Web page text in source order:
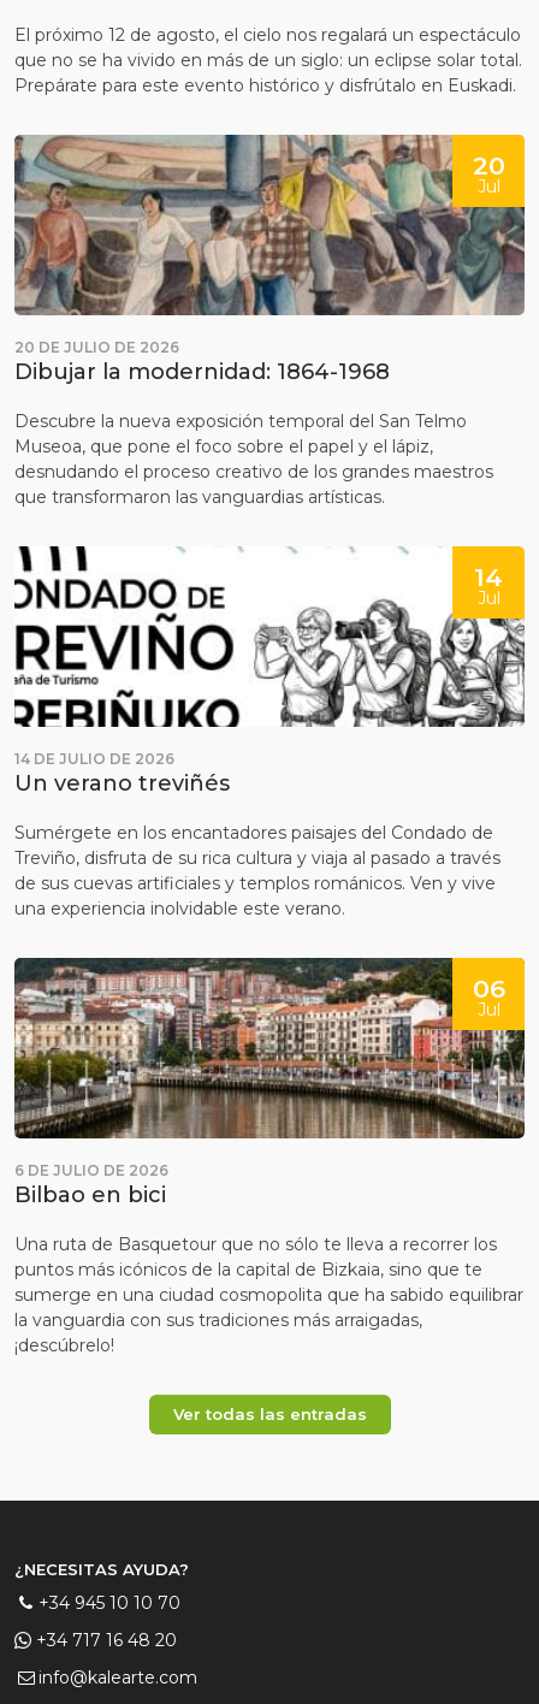
El próximo 12 de agosto, el cielo nos regalará un espectáculo
que no se ha vivido en más de un siglo: un eclipse solar total.
Prepárate para este evento histórico y disfrútalo en Euskadi.
20
Jul
20 DE JULIO DE 2026
Dibujar la modernidad: 1864-1968
Descubre la nueva exposición temporal del San Telmo
Museoa, que pone el foco sobre el papel y el lápiz,
desnudando el proceso creativo de los grandes maestros
que transformaron las vanguardias artísticas.
14
Jul
14 DE JULIO DE 2026
Un verano treviñés
Sumérgete en los encantadores paisajes del Condado de
Treviño, disfruta de su rica cultura y viaja al pasado a través
de sus cuevas artificiales y templos románicos. Ven y vive
una experiencia inolvidable este verano.
06
Jul
6 DE JULIO DE 2026
Bilbao en bici
Una ruta de Basquetour que no sólo te lleva a recorrer los
puntos más icónicos de la capital de Bizkaia, sino que te
sumerge en una ciudad cosmopolita que ha sabido equilibrar
la vanguardia con sus tradiciones más arraigadas,
¡descúbrelo!
Ver todas las entradas
¿NECESITAS AYUDA?
+34 945 10 10 70
+34 717 16 48 20
info@kalearte.com